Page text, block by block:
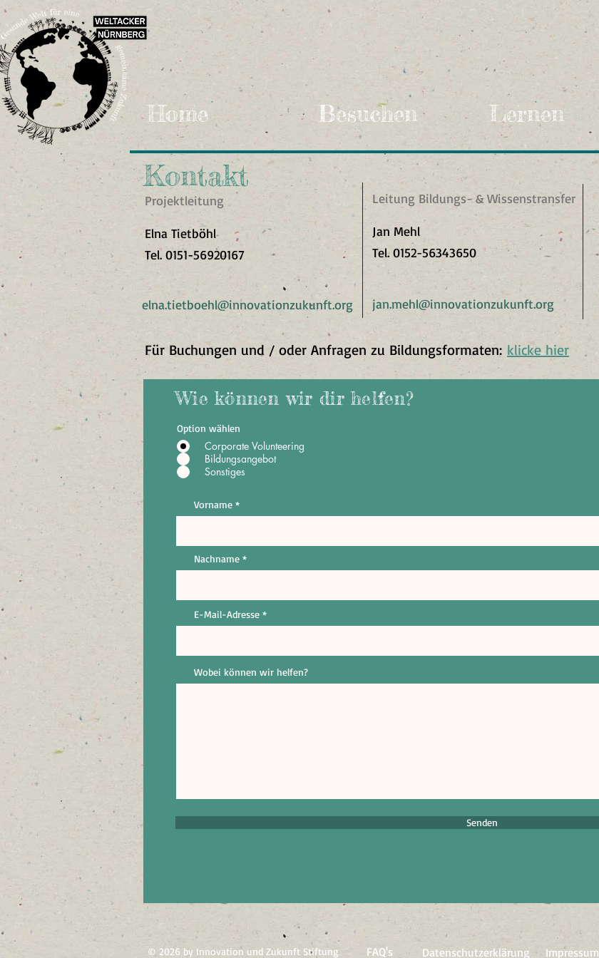
Home Besuchen Lernen
Projektleitung
Elna Tietböhl
Tel. 0151-56920167
Kontakt
elna.tietboehl@innovationzukunft.org
Leitung Bildungs- & Wissenstransfer
Jan Mehl
Tel. 0152-56343650
jan.mehl@innovationzukunft.org
Für Buchungen und / oder Anfragen zu Bildungsformaten: klicke hier
Wie können wir dir helfen?
Option wählen
Corporate Volunteering
Bildungsangebot
Sonstiges
Vorname
Nachname
E-Mail-Adresse
Wobei können wir helfen?
Senden
© 2026 by Innovation und Zukunft Stiftung Datenschutzerklärung Impressum
FAQ's